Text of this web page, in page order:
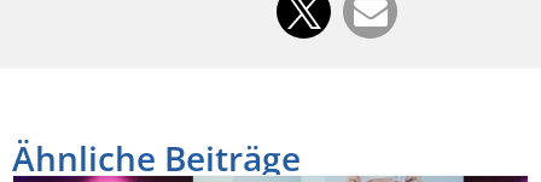
Ähnliche Beiträge